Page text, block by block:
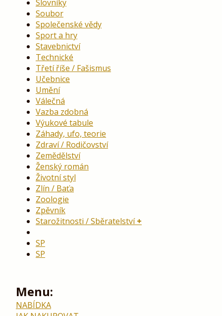
Slovníky
Soubor
Společenské vědy
Sport a hry
Stavebnictví
Technické
Třetí říše / Fašismus
Učebnice
Umění
Válečná
Vazba zdobná
Výukové tabule
Záhady, ufo, teorie
Zdraví / Rodičovství
Zemědělství
Ženský román
Životní styl
Zlín / Baťa
Zoologie
Zpěvník
Starožitnosti / Sběratelství
SP
SP
Menu:
NABÍDKA